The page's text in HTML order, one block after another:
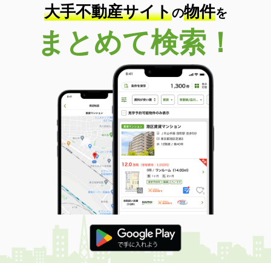
大手不動産サイトの物件を
まとめて検索！